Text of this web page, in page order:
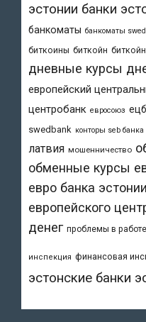
эстонии банки
банкоматы банкоматы
биткоины биткойн
дневные курсы
европейский
центробанк евросоюз ецб
swedbank конторы seb банка
латвия мошенничество
обменные курсы
евро банка эстонии
европейского
денег проблемы в работе
инспекция финансовая
эстонские банки